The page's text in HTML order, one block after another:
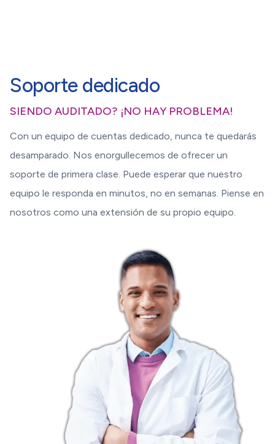
Soporte dedicado
SIENDO AUDITADO? ¡NO HAY PROBLEMA!
Con un equipo de cuentas dedicado, nunca te quedarás
desamparado. Nos enorgullecemos de ofrecer un
soporte de primera clase. Puede esperar que nuestro
equipo le responda en minutos, no en semanas. Piense en
nosotros como una extensión de su propio equipo.